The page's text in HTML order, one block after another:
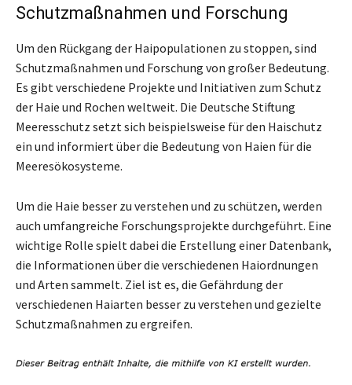
Schutzmaßnahmen und Forschung
Um den Rückgang der Haipopulationen zu stoppen, sind
Schutzmaßnahmen und Forschung von großer Bedeutung.
Es gibt verschiedene Projekte und Initiativen zum Schutz
der Haie und Rochen weltweit. Die Deutsche Stiftung
Meeresschutz setzt sich beispielsweise für den Haischutz
ein und informiert über die Bedeutung von Haien für die
Meeresökosysteme.
Um die Haie besser zu verstehen und zu schützen, werden
auch umfangreiche Forschungsprojekte durchgeführt. Eine
wichtige Rolle spielt dabei die Erstellung einer Datenbank,
die Informationen über die verschiedenen Haiordnungen
und Arten sammelt. Ziel ist es, die Gefährdung der
verschiedenen Haiarten besser zu verstehen und gezielte
Schutzmaßnahmen zu ergreifen.